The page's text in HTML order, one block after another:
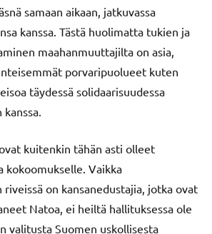
samaan aikaan, jatkuvassa
kanssa. Tästä huolimatta tukien ja
maahanmuuttajilta on asia,
porvaripuolueet kuten
täydessä solidaarisuudessa
kuitenkin tähän asti olleet
kokoomukselle. Vaikka
riveissä on kansanedustajia, jotka ovat
Natoa, ei heiltä hallituksessa ole
valitusta Suomen uskollisesta